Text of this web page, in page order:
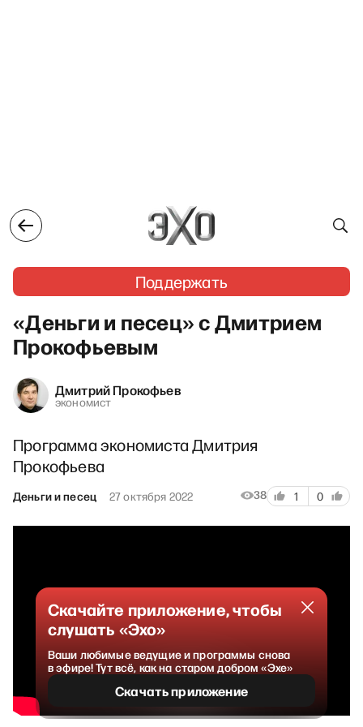
Поддержать
«Деньги и песец» с Дмитрием
Прокофьевым
Дмитрий Прокофьев
экономист
Программа экономиста Дмитрия
Прокофьева
Деньги и песец 27 октября 2022 38 1 0
Скачайте приложение, чтобы
слушать «Эхо»
Ваши любимые ведущие и программы снова
в эфире! Тут всё, как на старом добром «Эхе»
Скачать приложение